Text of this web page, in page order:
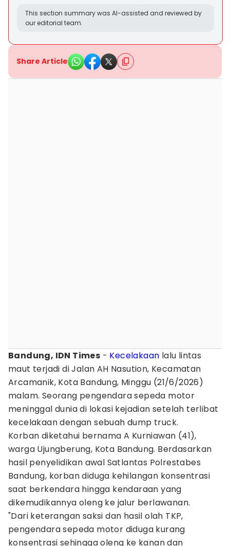
This section summary was AI-assisted and reviewed by
our editorial team.
Share Article
Bandung, IDN Times - Kecelakaan lalu lintas
maut terjadi di Jalan AH Nasution, Kecamatan
Arcamanik, Kota Bandung, Minggu (21/6/2026)
malam. Seorang pengendara sepeda motor
meninggal dunia di lokasi kejadian setelah terlibat
kecelakaan dengan sebuah dump truck.
Korban diketahui bernama A Kurniawan (41),
warga Ujungberung, Kota Bandung. Berdasarkan
hasil penyelidikan awal Satlantas Polrestabes
Bandung, korban diduga kehilangan konsentrasi
saat berkendara hingga kendaraan yang
dikemudikannya oleng ke jalur berlawanan.
"Dari keterangan saksi dan hasil olah TKP,
pengendara sepeda motor diduga kurang
konsentrasi sehingga oleng ke kanan dan